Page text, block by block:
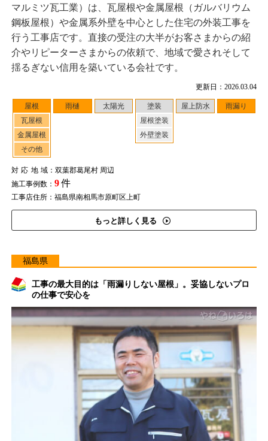
更新日：2026.03.04
屋根
瓦屋根
金属屋根
その他
雨樋 太陽光
塗装
屋根塗装
外壁塗装
屋上防水 雨漏り
対応地域：双葉郡葛尾村 周辺
施工事例数： 9件
工事店住所：福島県南相馬市原町区上町
もっと詳しく見る
マルミツ瓦工業）は、瓦屋根や金属屋根（ガルバリウム
鋼板屋根）や金属系外壁を中心とした住宅の外装工事を
行う工事店です。直接の受注の大半がお客さまからの紹
介やリピーターさまからの依頼で、地域で愛されそして
揺るぎない信用を築いている会社です。
福島県
工事の最大目的は「雨漏りしない屋根」。妥協しないプロ
の仕事で安心を